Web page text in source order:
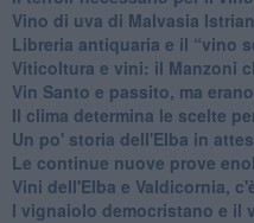
​Vino di uva di Malvasia
​Libreria antiquaria e il “vino
​Viticoltura e vini: il Manzoni
​Vin Santo e passito, ma
Il clima determina le scelte
Un po' storia dell'Elba in
Le continue nuove prove
Vini dell'Elba e Valdicornia,
​I vignaiolo democristano e il